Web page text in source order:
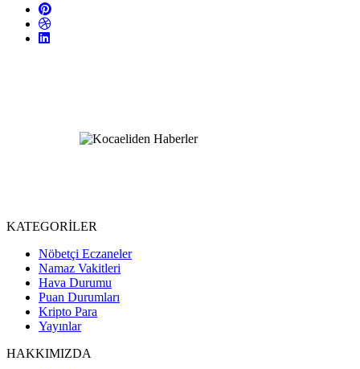
KATEGORİLER
Nöbetçi Eczaneler
Namaz Vakitleri
Hava Durumu
Puan Durumları
Kripto Para
Yayınlar
HAKKIMIZDA